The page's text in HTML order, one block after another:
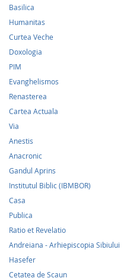
Basilica
Humanitas
Curtea Veche
Doxologia
PIM
Evanghelismos
Renasterea
Cartea Actuala
Via
Anestis
Anacronic
Gandul Aprins
Institutul Biblic (IBMBOR)
Casa
Publica
Ratio et Revelatio
Andreiana - Arhiepiscopia Sibiului
Hasefer
Cetatea de Scaun